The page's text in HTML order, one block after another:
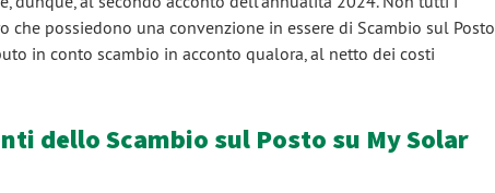
possiedono una convenzione in essere di Scambio sul Posto
in conto scambio in acconto qualora, al netto dei costi
dello Scambio sul Posto su My Solar